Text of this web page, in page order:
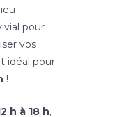
pour
vos
idéal pour
!
h à 18 h,